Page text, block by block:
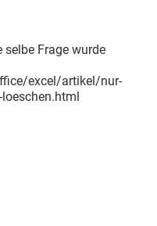
selbe Frage wurde
excel/artikel/nur-
loeschen.html